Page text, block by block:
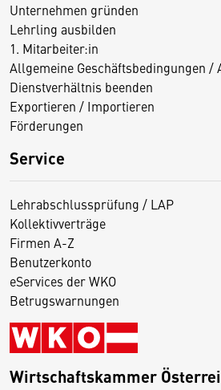
Unternehmen gründen
Lehrling ausbilden
1. Mitarbeiter:in
Allgemeine Geschäftsbedingungen /
Dienstverhältnis beenden
Exportieren / Importieren
Förderungen
Service
Lehrabschlussprüfung / LAP
Kollektivverträge
Firmen A-Z
Benutzerkonto
eServices der WKO
Betrugswarnungen
Wirtschaftskammer